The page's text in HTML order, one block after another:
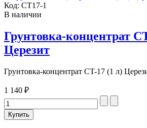
Код: СТ17-1
В наличии
Грунтовка-концентрат
Церезит
Грунтовка-концентрат CT-17 (1 л)
1 140 ₽